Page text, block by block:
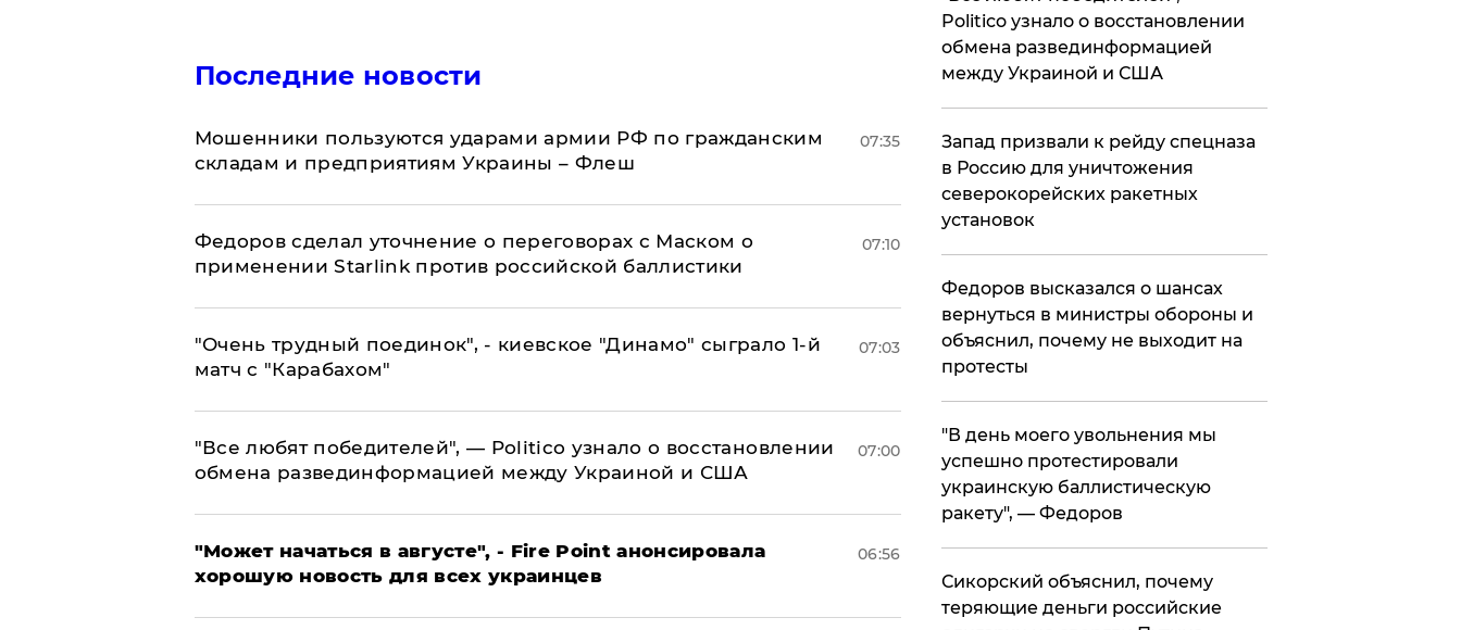
Последние новости
Мошенники пользуются ударами армии РФ по гражданским
складам и предприятиям Украины – Флеш
07:35
Федоров сделал уточнение о переговорах с Маском о
применении Starlink против российской баллистики
07:10
"Очень трудный поединок", - киевское "Динамо" сыграло 1-й
матч с "Карабахом"
07:03
​"Все любят победителей", — Politico узнало о восстановлении
обмена развединформацией между Украиной и США
07:00
"Может начаться в августе", - Fire Point анонсировала
хорошую новость для всех украинцев
06:56
Politico узнало о восстановлении
обмена развединформацией
между Украиной и США
Запад призвали к рейду спецназа
в Россию для уничтожения
северокорейских ракетных
установок
Федоров высказался о шансах
вернуться в министры обороны и
объяснил, почему не выходит на
протесты
​"В день моего увольнения мы
успешно протестировали
украинскую баллистическую
ракету", — Федоров
Сикорский объяснил, почему
теряющие деньги российские